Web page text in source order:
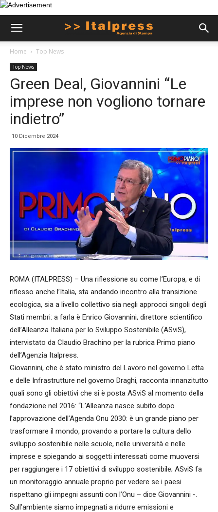
Home Top News
Top News
Green Deal, Giovannini “Le
imprese non vogliono tornare
indietro”
10 Dicembre 2024
ROMA (ITALPRESS) – Una riflessione su come l’Europa, e di
riflesso anche l’Italia, sta andando incontro alla transizione
ecologica, sia a livello collettivo sia negli approcci singoli degli
Stati membri: a farla è Enrico Giovannini, direttore scientifico
dell’Alleanza Italiana per lo Sviluppo Sostenibile (ASviS),
intervistato da Claudio Brachino per la rubrica Primo piano
dell’Agenzia Italpress.
Giovannini, che è stato ministro del Lavoro nel governo Letta
e delle Infrastrutture nel governo Draghi, racconta innanzitutto
quali sono gli obiettivi che si è posta ASviS al momento della
fondazione nel 2016: “L’Alleanza nasce subito dopo
l’approvazione dell’Agenda Onu 2030: è un grande piano per
trasformare il mondo, provando a portare la cultura dello
sviluppo sostenibile nelle scuole, nelle università e nelle
imprese e spiegando ai soggetti interessati come muoversi
per raggiungere i 17 obiettivi di sviluppo sostenibile; ASviS fa
un monitoraggio annuale proprio per vedere se i paesi
rispettano gli impegni assunti con l’Onu – dice Giovannini -.
Sull’ambiente siamo impegnati a ridurre emissioni e